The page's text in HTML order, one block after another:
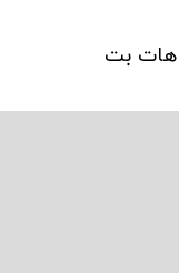
هات بت